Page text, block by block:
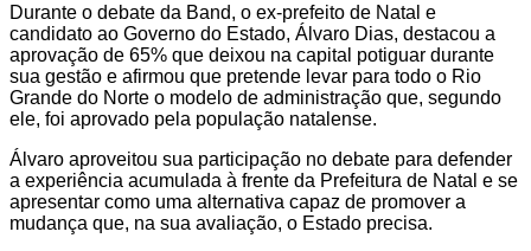
Durante o debate da Band, o ex-prefeito de Natal e
candidato ao Governo do Estado, Álvaro Dias, destacou a
aprovação de 65% que deixou na capital potiguar durante
sua gestão e afirmou que pretende levar para todo o Rio
Grande do Norte o modelo de administração que, segundo
ele, foi aprovado pela população natalense.
Álvaro aproveitou sua participação no debate para defender
a experiência acumulada à frente da Prefeitura de Natal e se
apresentar como uma alternativa capaz de promover a
mudança que, na sua avaliação, o Estado precisa.